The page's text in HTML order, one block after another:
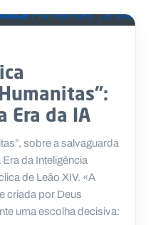
Era da IA
sobre a salvaguarda
da Inteligência
de Leão XIV. «A
criada por Deus
uma escolha decisiva: